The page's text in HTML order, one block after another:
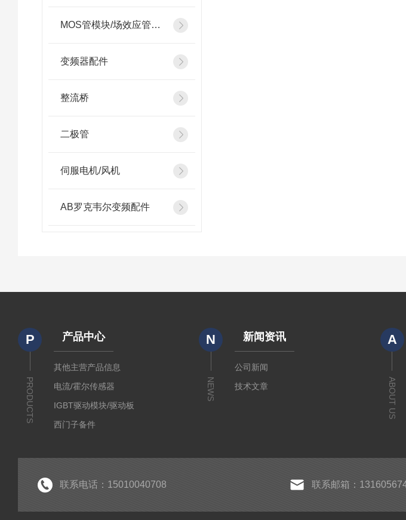
MOS管模块/场效应管模块
变频器配件
整流桥
二极管
伺服电机/风机
AB罗克韦尔变频配件
P
PRODUCTS
产品中心
其他主营产品信息
电流/霍尔传感器
IGBT驱动模块/驱动板
西门子备件
PIM集成功率模块
N
NEWS
新闻资讯
公司新闻
技术文章
A
ABOUT US
联系电话：15010040708 联系邮箱：